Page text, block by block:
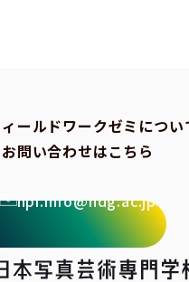
ールドワークゼミについ
お問い合わせはこちら
npi.info@ndg.ac.jp